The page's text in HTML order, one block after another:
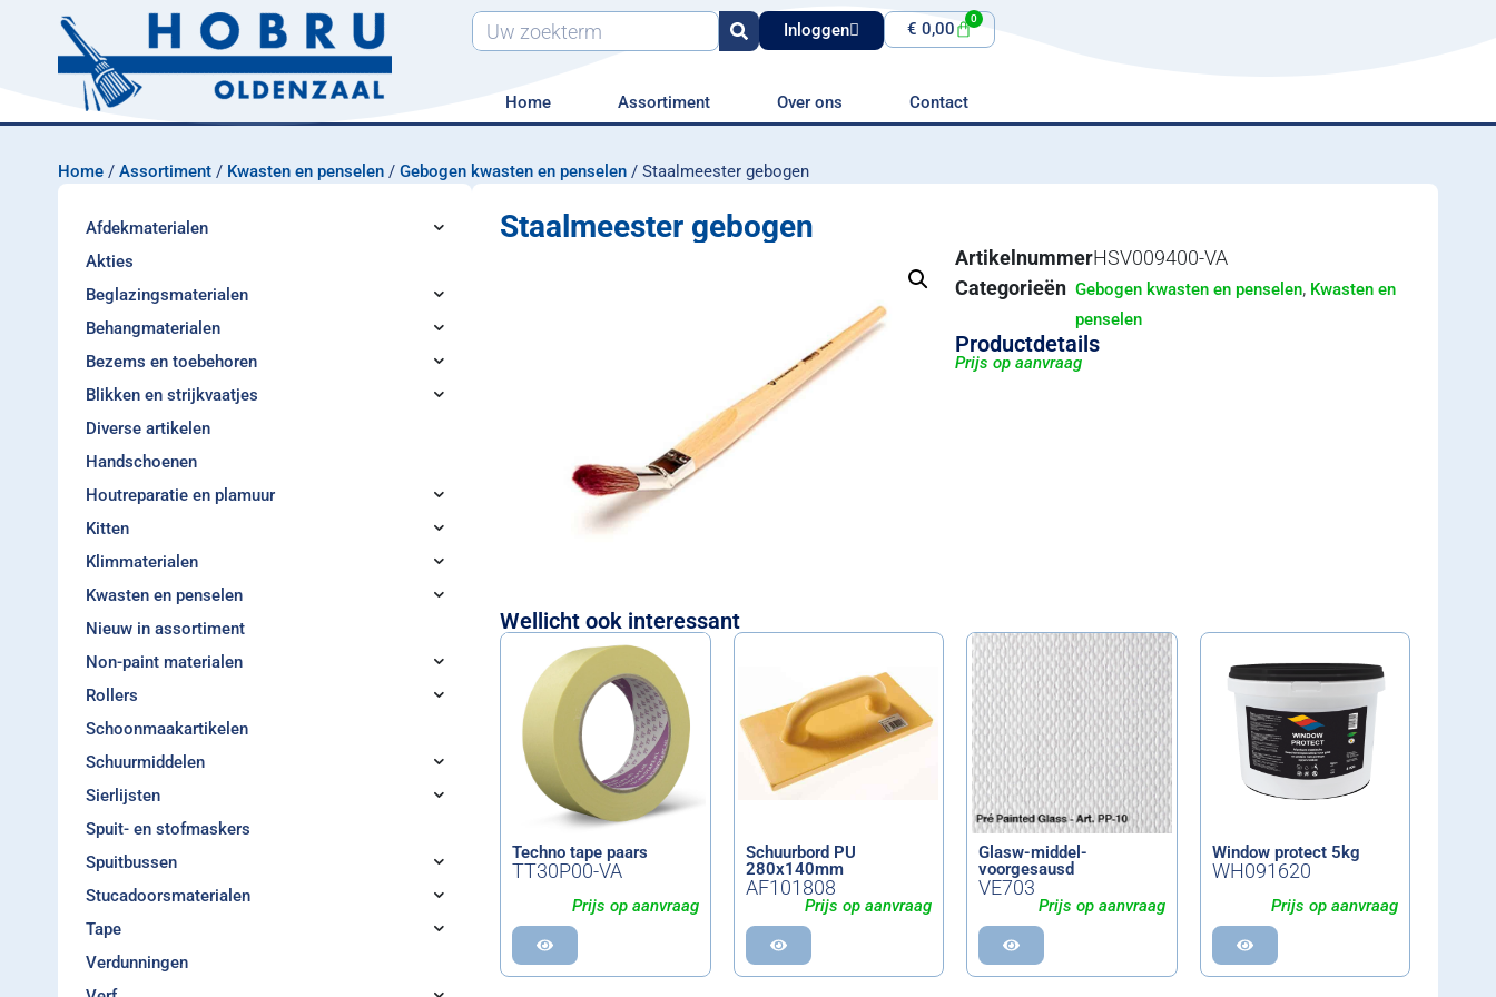
Inloggen € 0,00
0
Home Assortiment Over ons Contact
Home / Assortiment / Kwasten en penselen / Gebogen kwasten en penselen / Staalmeester gebogen
Afdekmaterialen
Akties
Beglazingsmaterialen
Behangmaterialen
Bezems en toebehoren
Blikken en strijkvaatjes
Diverse artikelen
Handschoenen
Houtreparatie en plamuur
Kitten
Klimmaterialen
Kwasten en penselen
Nieuw in assortiment
Non-paint materialen
Rollers
Schoonmaakartikelen
Schuurmiddelen
Sierlijsten
Spuit- en stofmaskers
Spuitbussen
Stucadoorsmaterialen
Tape
Verdunningen
Staalmeester gebogen
ArtikelnummerHSV009400-VA
Categorieën Gebogen kwasten en penselen, Kwasten en
penselen
Productdetails
Prijs op aanvraag
Wellicht ook interessant
Techno tape paars
TT30P00-VA
Prijs op aanvraag
Schuurbord PU
280x140mm
AF101808
Prijs op aanvraag
Glasw-middel-
voorgesausd
VE703
Prijs op aanvraag
Window protect 5kg
WH091620
Prijs op aanvraag